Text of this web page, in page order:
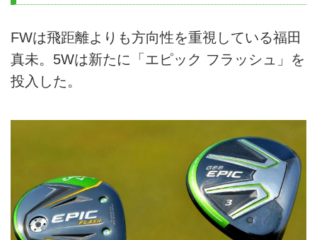
FWは飛距離よりも方向性を重視している福田
真未。5Wは新たに「エピック フラッシュ」を
投入した。